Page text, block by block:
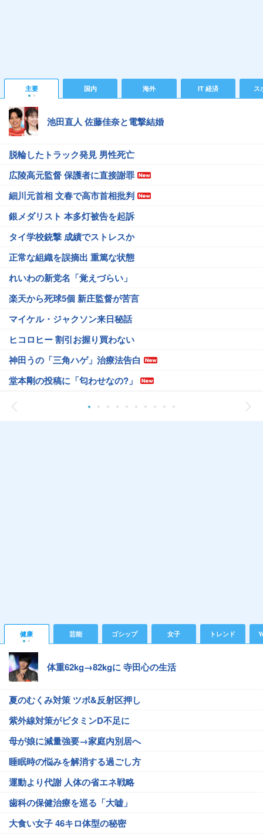
主要 国内 海外 IT 経済 ス
池田直人 佐藤佳奈と電撃結婚
脱輪したトラック発見 男性死亡
広陵高元監督 保護者に直接謝罪
細川元首相 文春で高市首相批判
銀メダリスト 本多灯被告を起訴
タイ学校銃撃 成績でストレスか
正常な組織を誤摘出 重篤な状態
れいわの新党名「覚えづらい」
楽天から死球5個 新庄監督が苦言
マイケル・ジャクソン来日秘話
ヒコロヒー 割引お握り買わない
神田うの「三角ハゲ」治療法告白
堂本剛の投稿に「匂わせなの?」
健康 芸能 ゴシップ 女子 トレンド
体重62kg→82kgに 寺田心の生活
夏のむくみ対策 ツボ&反射区押し
紫外線対策がビタミンD不足に
母が娘に減量強要→家庭内別居へ
睡眠時の悩みを解消する過ごし方
運動より代謝 人体の省エネ戦略
歯科の保健治療を巡る「大嘘」
大食い女子 46キロ体型の秘密